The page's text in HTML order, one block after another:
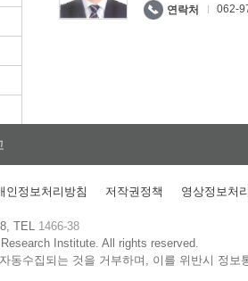
연락처 062-
인정보처리방침 저작권정책 영상정보처
TEL 1466-38
Institute.All rights reserved.
동수집되는 것을 거부하며, 이를 위반시 정